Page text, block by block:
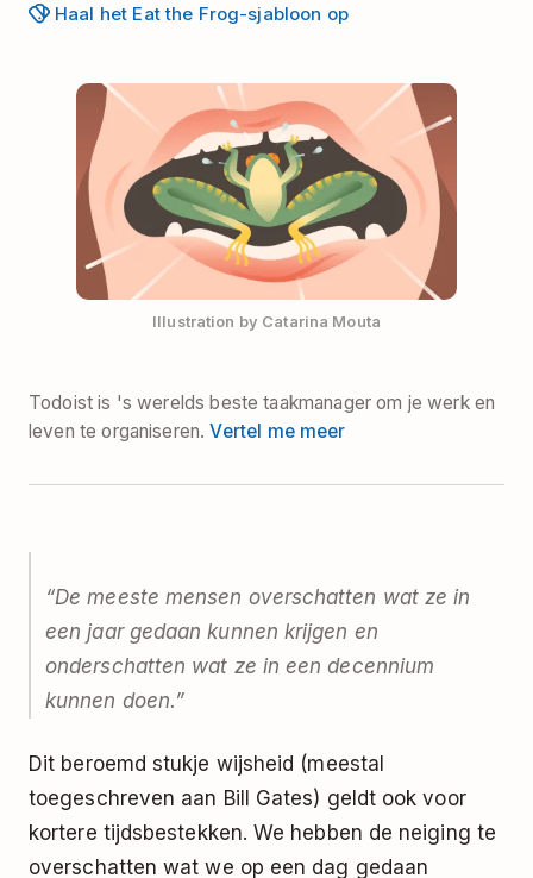
Haal het Eat the Frog-sjabloon op
Illustration by Catarina Mouta
Todoist is 's werelds beste taakmanager om je werk en
leven te organiseren.Vertel me meer
“De meeste mensen overschatten wat ze in
een jaar gedaan kunnen krijgen en
onderschatten wat ze in een decennium
kunnen doen.”
Dit beroemd stukje wijsheid (meestal
toegeschreven aan Bill Gates) geldt ook voor
kortere tijdsbestekken. We hebben de neiging te
overschatten wat we op een dag gedaan